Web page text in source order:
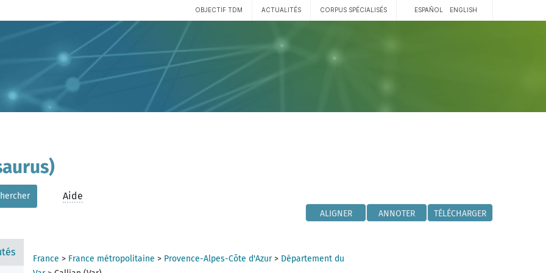
OBJECTIF TDM ACTUALITÉS CORPUS SPÉCIALISÉS ESPAÑOL ENGLISH
Aide
ALIGNER ANNOTER TÉLÉCHARGER
France > France métropolitaine > Provence-Alpes-Côte d'Azur> Département du